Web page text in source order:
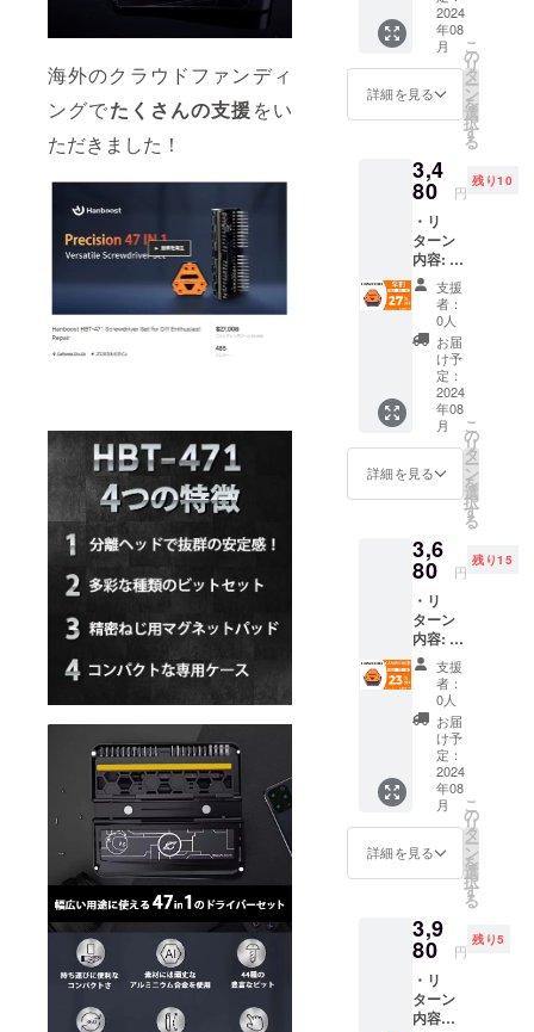
海外のクラウドファンディ
ングでたくさんの支援をい
ただきました！
格：
4,780円
※本リ
ターン
の価格
は税・
送料込
額とな
りま
す。 ※
ご注文
状況、
使用部
材の供
給状
況、製
造工程
上の都
合など
により
出荷時
期が遅
れる場
合がご
ご支援
により
量産効
率が向
上した
場合、
正規販
売価格
が販売
予定価
格より
下がる
可能性
もござ
いま
す。 ※
類似商
があり
ます。
頂いた
上でご
支援頂
2024
年08
月
詳細を見る
こ
の
リ
タ
ー
ン
を
選
択
す
る
3,4
80 円
残り10
・リ
ターン
内容: X-
MAGIC
CUBE×
1セット
・一般
予定販
売価
格：
4,780円
※本リ
ターン
の価格
は税・
送料込
額とな
りま
す。 ※
ご注文
状況、
使用部
材の供
給状
況、製
造工程
上の都
合など
により
出荷時
期が遅
れる場
合がご
ご支援
により
量産効
率が向
上した
場合、
支援
者：
0人
お届
け予
定：
2024
年08
月
詳細を見る
こ
の
リ
タ
ー
ン
を
選
択
す
る
3,6
80 円
残り15
・リ
ターン
内容: X-
MAGIC
CUBE×
1セット
・一般
予定販
売価
格：
4,780円
※本リ
ターン
の価格
は税・
送料込
額とな
りま
す。 ※
ご注文
状況、
使用部
支援
者：
0人
お届
け予
定：
2024
年08
月
詳細を見る
こ
の
リ
タ
ー
ン
を
選
択
す
る
3,9
80 円
残り5
・リ
ターン
内容：